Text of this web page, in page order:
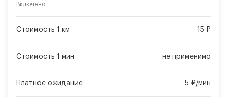
Включено
Стоимость 1 км 15 ₽
Стоимость 1 мин не применимо
Платное ожидание 5 ₽/мин